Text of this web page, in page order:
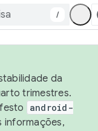
/
da
trimestres.
android-
informações,